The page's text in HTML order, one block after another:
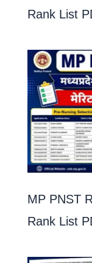
Rank List
MP PNST
Rank List